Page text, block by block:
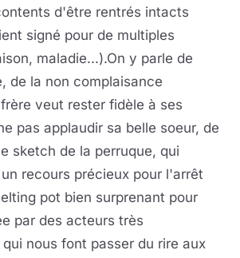
d'être rentrés intacts
signé pour de multiples
maladie...).On y parle de
de la non complaisance
veut rester fidèle à ses
pas applaudir sa belle soeur, de
sketch de la perruque, qui
recours précieux pour l'arrêt
pot bien surprenant pour
par des acteurs très
nous font passer du rire aux